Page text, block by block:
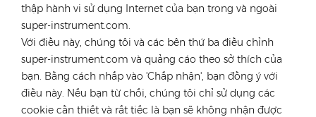
thập hành vi sử dụng Internet của bạn trong và ngoài
super-instrument.com.
Với điều này, chúng tôi và các bên thứ ba điều chỉnh
super-instrument.com và quảng cáo theo sở thích của
bạn. Bằng cách nhấp vào 'Chấp nhận', bạn đồng ý với
điều này. Nếu bạn từ chối, chúng tôi chỉ sử dụng các
cookie cần thiết và rất tiếc là bạn sẽ không nhận được
nước Đức
điện thoại : +49 176 55258880
E-mail :
anna@rongstar.com
Văn phòng & Kho bãi :Industriestraße 40,
52457 Aldenhoven, Deutschland
Hong Kong